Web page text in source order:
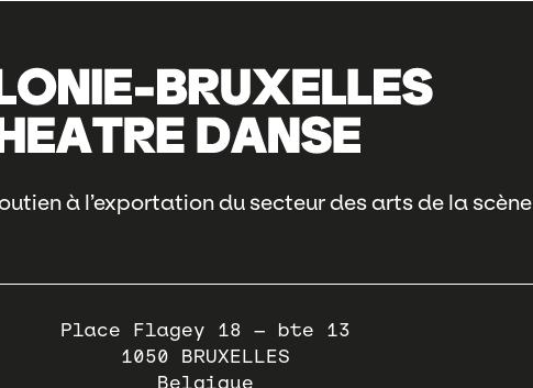
à l’exportation du secteur des arts de la scène
Place Flagey 18 – bte 13
1050
BRUXELLES
Belgique